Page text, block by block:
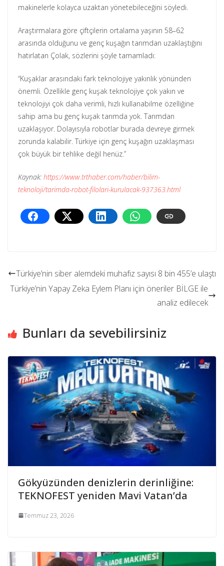
makinelerle kolayca uzaktan yönetebileceğini söyledi.
Araştırmalara göre çiftçilerin ortalama yaşının 58–62
arasında olduğunu ve genç kuşağın tarımdan uzaklaştığını
hatırlatan Çolak, sözlerini şöyle tamamladı:
“Kuşaklar arasındaki fark teknolojiye yakınlık yönünden
önemli. Özellikle genç kuşak teknolojiye çok yakın ve
teknolojiyi çok daha verimli, hızlı kullanabilme özelliğine
sahip ama bu genç kuşak tarımda yok. Tarımdan
uzaklaşıyor. Dolayısıyla robotlar burada devreye girmek
zorunda kalabilir. Türkiye için genç kuşağın uzaklaşması
çok büyük bir tehlike değil henüz.”
Kaynak: https://www.trthaber.com/haber/bilim-
teknoloji/tarimda-robot-filolari-kurulacak-937363.html
Türkiye’nin siber alemdeki muhafız sayısı 8 bin 455’e ulaştı
Türkiye’nin Yapay Zeka Eylem Planı için öneriler BİLGE ile
analiz edilecek
Bunları da sevebilirsiniz
Gökyüzünden denizlerin derinliğine:
TEKNOFEST yeniden Mavi Vatan’da
Temmuz 23, 2026